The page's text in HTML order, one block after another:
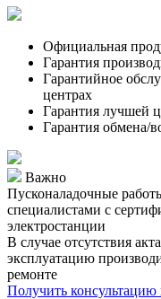
Официальная
Гарантия
Гарантийное
центрах
Гарантия лучшей
Гарантия обмена/
Важно
Пусконаладочные
специалистами с
электростанции
В случае отсутствия
эксплуатацию
ремонте
Получить